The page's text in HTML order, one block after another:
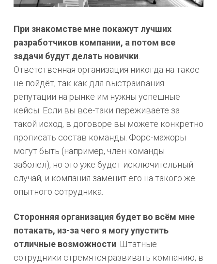
При знакомстве мне покажут лучших
разработчиков компании, а потом все
задачи будут делать новички.
Ответственная организация никогда на такое
не пойдёт, так как для выстраивания
репутации на рынке им нужны успешные
кейсы. Если вы все-таки переживаете за
такой исход, в договоре вы можете конкретно
прописать состав команды. Форс-мажоры
могут быть (например, член команды
заболел), но это уже будет исключительный
случай, и компания заменит его на такого же
опытного сотрудника.
Сторонняя организация будет во всём мне
потакать, из-за чего я могу упустить
отличные возможности. Штатные
сотрудники стремятся развивать компанию, в